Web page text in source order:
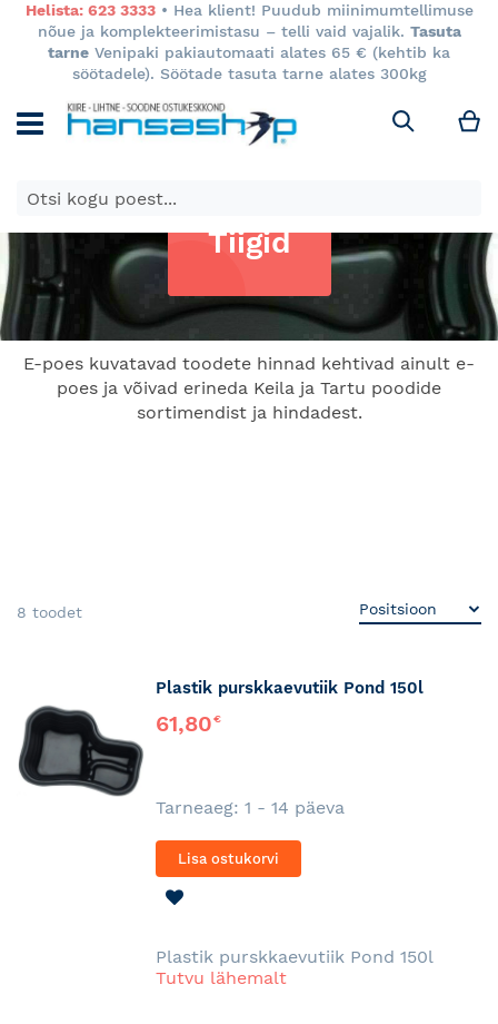
Helista: 623 3333• Hea klient! Puudub miinimumtellimuse
nõue ja komplekteerimistasu – telli vaid vajalik. Tasuta
tarne Venipaki pakiautomaati alates 65 € (kehtib ka
söötadele). Söötade tasuta tarne alates 300kg
Otsi
Tiigid
E-poes kuvatavad toodete hinnad kehtivad ainult e-
poes ja võivad erineda Keila ja Tartu poodide
sortimendist ja hindadest.
8 toodet
Plastik purskkaevutiik Pond 150l
61,80€
Tarneaeg: 1 - 14 päeva
Lisa ostukorvi
Plastik purskkaevutiik Pond 150l
Tutvu lähemalt